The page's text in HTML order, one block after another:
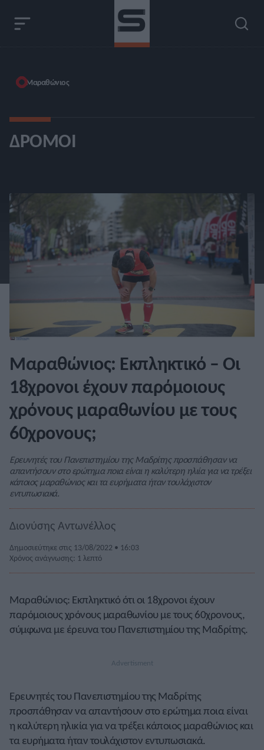
Μαραθώνιος
ΔΡΌΜΟΙ
Μαραθώνιος: Εκπληκτικό – Oι
18χρονοι έχουν παρόμοιους
χρόνους μαραθωνίου με τους
60χρονους;
Ερευνητές του Πανεπιστημίου της Μαδρίτης προσπάθησαν να
απαντήσουν στο ερώτημα ποια είναι η καλύτερη ηλιία για να τρέξει
κάποιος μαραθώνιος και τα ευρήματα ήταν τουλάχιστον
εντυπωσιακά.
Διονύσης Αντωνέλλος
Δημοσιεύτηκε στις 13/08/2022 • 16:03
Χρόνος ανάγνωσης: 1 λεπτό
Μαραθώνιος: Εκπληκτικό ότι οι 18χρονοι έχουν
παρόμοιους χρόνους μαραθωνίου με τους 60χρονους,
σύμφωνα με έρευνα του Πανεπιστημίου της Μαδρίτης.
Ερευνητές του Πανεπιστημίου της Μαδρίτης
προσπάθησαν να απαντήσουν στο ερώτημα ποια είναι
η καλύτερη ηλικία για να τρέξει κάποιος μαραθώνιος και
τα ευρήματα ήταν τουλάχιστον εντυπωσιακά.